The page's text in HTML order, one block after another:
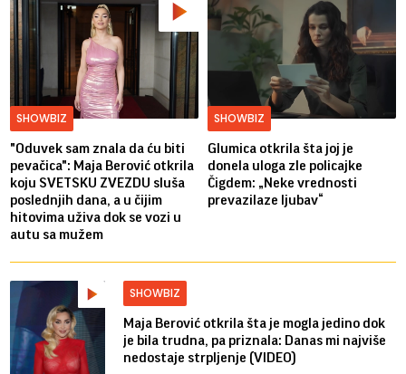
SHOWBIZ
"Oduvek sam znala da ću biti
pevačica": Maja Berović otkrila
koju SVETSKU ZVEZDU sluša
poslednjih dana, a u čijim
hitovima uživa dok se vozi u
autu sa mužem
SHOWBIZ
Glumica otkrila šta joj je
donela uloga zle policajke
Čigdem: „Neke vrednosti
prevazilaze ljubav“
SHOWBIZ
Maja Berović otkrila šta je mogla jedino dok
je bila trudna, pa priznala: Danas mi najviše
nedostaje strpljenje (VIDEO)